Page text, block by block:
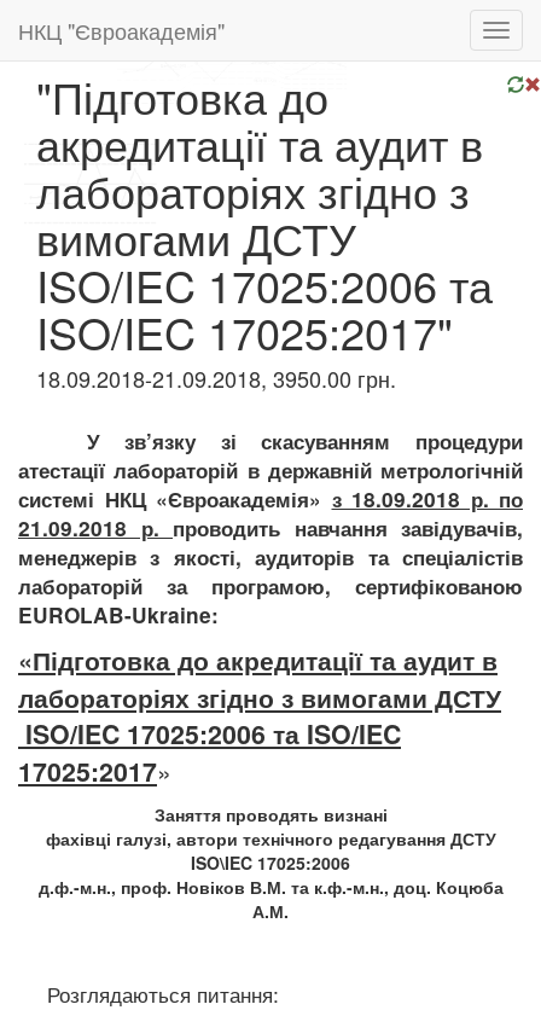
НКЦ "Євроакадемія"
"Підготовка до
акредитації та аудит в
лабораторіях згідно з
вимогами ДСТУ
ISO/IEC 17025:2006 та
ISO/IEC 17025:2017"
18.09.2018-21.09.2018, 3950.00 грн.
У зв’язку зі скасуванням процедури
атестації лабораторій в державній метрологічній
системі НКЦ «Євроакадемія» з 18.09.2018 р. по
21.09.2018 р. проводить навчання завідувачів,
менеджерів з якості, аудиторів та спеціалістів
лабораторій за програмою, сертифікованою
EUROLAB-Ukraine:
«Підготовка до акредитації тааудит в
лабораторіяхзгідно з вимогами ДСТУ
ISO/IEC 17025:2006 та ISO/IEC
17025:2017»
Заняття проводять визнані
фахівці галузі, автори технічного редагування ДСТУ
ISO\IEC 17025:2006
д.ф.-м.н., проф. Новіков В.М. та к.ф.-м.н., доц. Коцюба
А.М.
Розглядаються питання: